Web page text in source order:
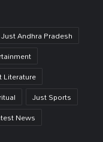
Just Andhra Pradesh
Literature
Just Sports
News